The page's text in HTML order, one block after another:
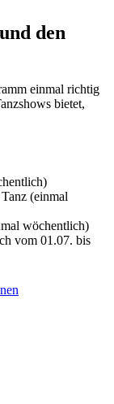
den
einmal richtig
bietet,
(einmal
wöchentlich)
vom 01.07. bis